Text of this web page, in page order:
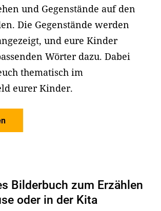
und Gegenstände auf den
Die Gegenstände werden
und eure Kinder
Wörter dazu. Dabei
thematisch im
eurer Kinder.
Bilderbuch zum Erzählen
oder in der Kita